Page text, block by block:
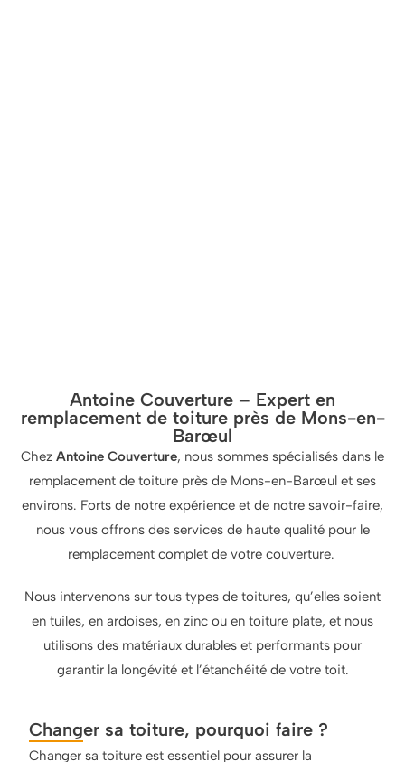
Antoine Couverture – Expert en
remplacement de toiture près de Mons-en-
Barœul
Chez Antoine Couverture, nous sommes spécialisés dans le
remplacement de toiture près de Mons-en-Barœul et ses
environs. Forts de notre expérience et de notre savoir-faire,
nous vous offrons des services de haute qualité pour le
remplacement complet de votre couverture.
Nous intervenons sur tous types de toitures, qu’elles soient
en tuiles, en ardoises, en zinc ou en toiture plate, et nous
utilisons des matériaux durables et performants pour
garantir la longévité et l’étanchéité de votre toit.
Changer sa toiture, pourquoi faire ?
Changer sa toiture est essentiel pour assurer la